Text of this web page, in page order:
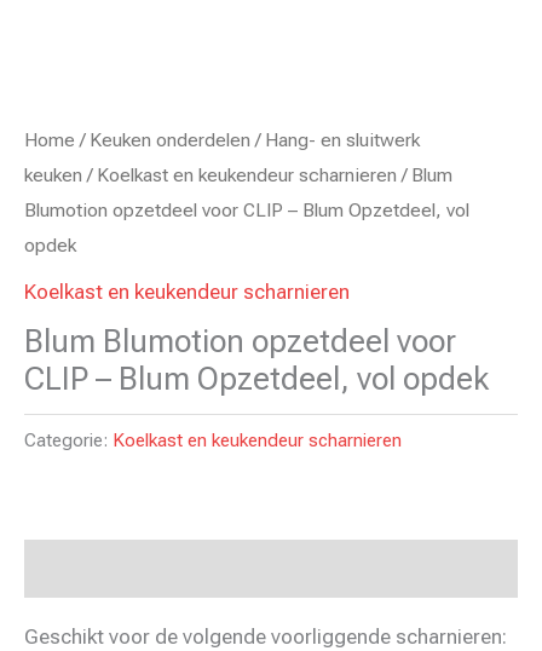
Home / Keuken onderdelen / Hang- en sluitwerk
keuken / Koelkast en keukendeur scharnieren / Blum
Blumotion opzetdeel voor CLIP – Blum Opzetdeel, vol
opdek
Koelkast en keukendeur scharnieren
Blum Blumotion opzetdeel voor
CLIP – Blum Opzetdeel, vol opdek
Categorie: Koelkast en keukendeur scharnieren
Geschikt voor de volgende voorliggende scharnieren: